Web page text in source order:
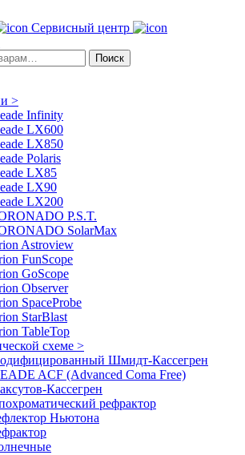
Сервисный центр
Поиск
>
Infinity
LX600
LX850
Polaris
LX85
LX90
LX200
P.S.T.
SolarMax
Astroview
FunScope
GoScope
Observer
SpaceProbe
StarBlast
TableTop
схеме >
Шмидт-Кассегрен
ACF (Advanced Coma Free)
Кассегрен
рефрактор
Ньютона